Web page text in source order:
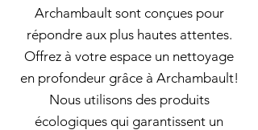
Archambault sont conçues pour
répondre aux plus hautes attentes.
Offrez à votre espace un nettoyage
en profondeur grâce à Archambault!
Nous utilisons des produits
écologiques qui garantissent un